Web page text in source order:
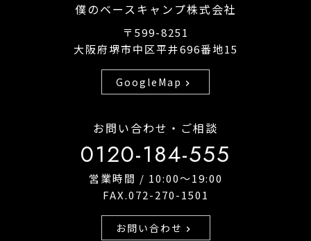
僕のベースキャンプ株式会社
〒599-8251
大阪府堺市中区平井696番地15
GoogleMap chevron_right
お問い合わせ・ご相談
0120-184-555
営業時間 / 10:00〜19:00
FAX.072-270-1501
お問い合わせ chevron_right